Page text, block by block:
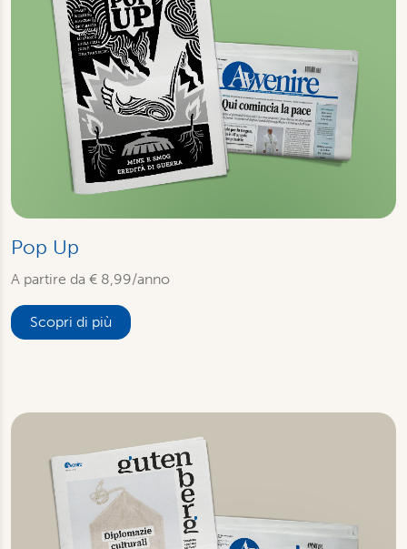
Pop Up
A partire da € 8,99/anno
Scopri di più